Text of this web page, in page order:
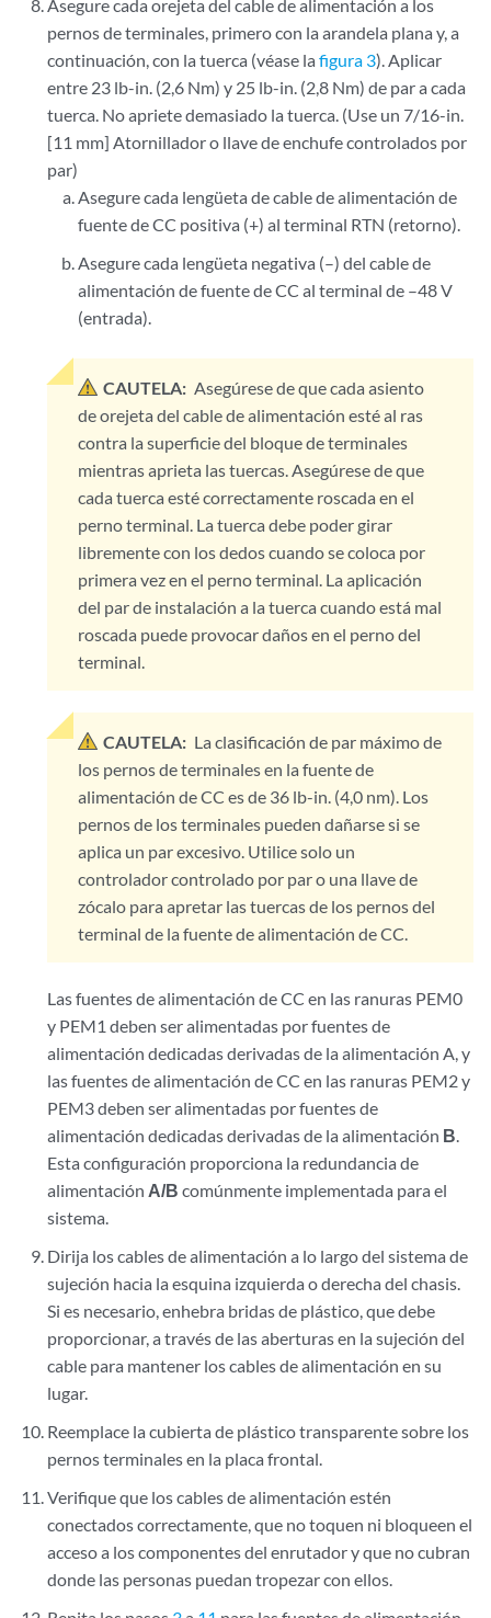
Asegure cada orejeta del cable de alimentación a los
pernos de terminales, primero con la arandela plana y, a
continuación, con la tuerca (véase lafigura 3). Aplicar
entre 23 lb-in. (2,6 Nm) y 25 lb-in. (2,8 Nm) de par a cada
tuerca. No apriete demasiado la tuerca. (Use un 7/16-in.
[11 mm] Atornillador o llave de enchufe controlados por
par)
Asegure cada lengüeta de cable de alimentación de
fuente de CC positiva (+) al terminal RTN (retorno).
Asegure cada lengüeta negativa (–) del cable de
alimentación de fuente de CC al terminal de –48 V
(entrada).
CAUTELA: Asegúrese de que cada asiento
de orejeta del cable de alimentación esté al ras
contra la superficie del bloque de terminales
mientras aprieta las tuercas. Asegúrese de que
cada tuerca esté correctamente roscada en el
perno terminal. La tuerca debe poder girar
libremente con los dedos cuando se coloca por
primera vez en el perno terminal. La aplicación
del par de instalación a la tuerca cuando está mal
roscada puede provocar daños en el perno del
terminal.
CAUTELA: La clasificación de par máximo de
los pernos de terminales en la fuente de
alimentación de CC es de 36 lb-in. (4,0 nm). Los
pernos de los terminales pueden dañarse si se
aplica un par excesivo. Utilice solo un
controlador controlado por par o una llave de
zócalo para apretar las tuercas de los pernos del
terminal de la fuente de alimentación de CC.
Las fuentes de alimentación de CC en las ranuras PEM0
y PEM1 deben ser alimentadas por fuentes de
alimentación dedicadas derivadas de la alimentación A, y
las fuentes de alimentación de CC en las ranuras PEM2 y
PEM3 deben ser alimentadas por fuentes de
alimentación dedicadas derivadas de la alimentación B
Esta configuración proporciona la redundancia de
alimentación A/B comúnmente implementada para el
sistema.
Dirija los cables de alimentación a lo largo del sistema de
sujeción hacia la esquina izquierda o derecha del chasis.
Si es necesario, enhebra bridas de plástico, que debe
proporcionar, a través de las aberturas en la sujeción del
cable para mantener los cables de alimentación en su
lugar.
Reemplace la cubierta de plástico transparente sobre los
pernos terminales en la placa frontal.
Verifique que los cables de alimentación estén
conectados correctamente, que no toquen ni bloqueen el
acceso a los componentes del enrutador y que no cubran
donde las personas puedan tropezar con ellos.